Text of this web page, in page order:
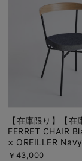
【在庫限り】【在
FERRET CHAIR
× OREILLER Navy
￥43,000